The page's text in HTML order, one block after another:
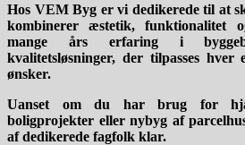
Hos VEM Byg er vi dedikerede til at
kombinerer æstetik, funktionalitet
mange års erfaring i
kvalitetsløsninger, der tilpasses hver
ønsker.
Uanset om du har brug for
boligprojekter eller nybyg af
af dedikerede fagfolk klar.